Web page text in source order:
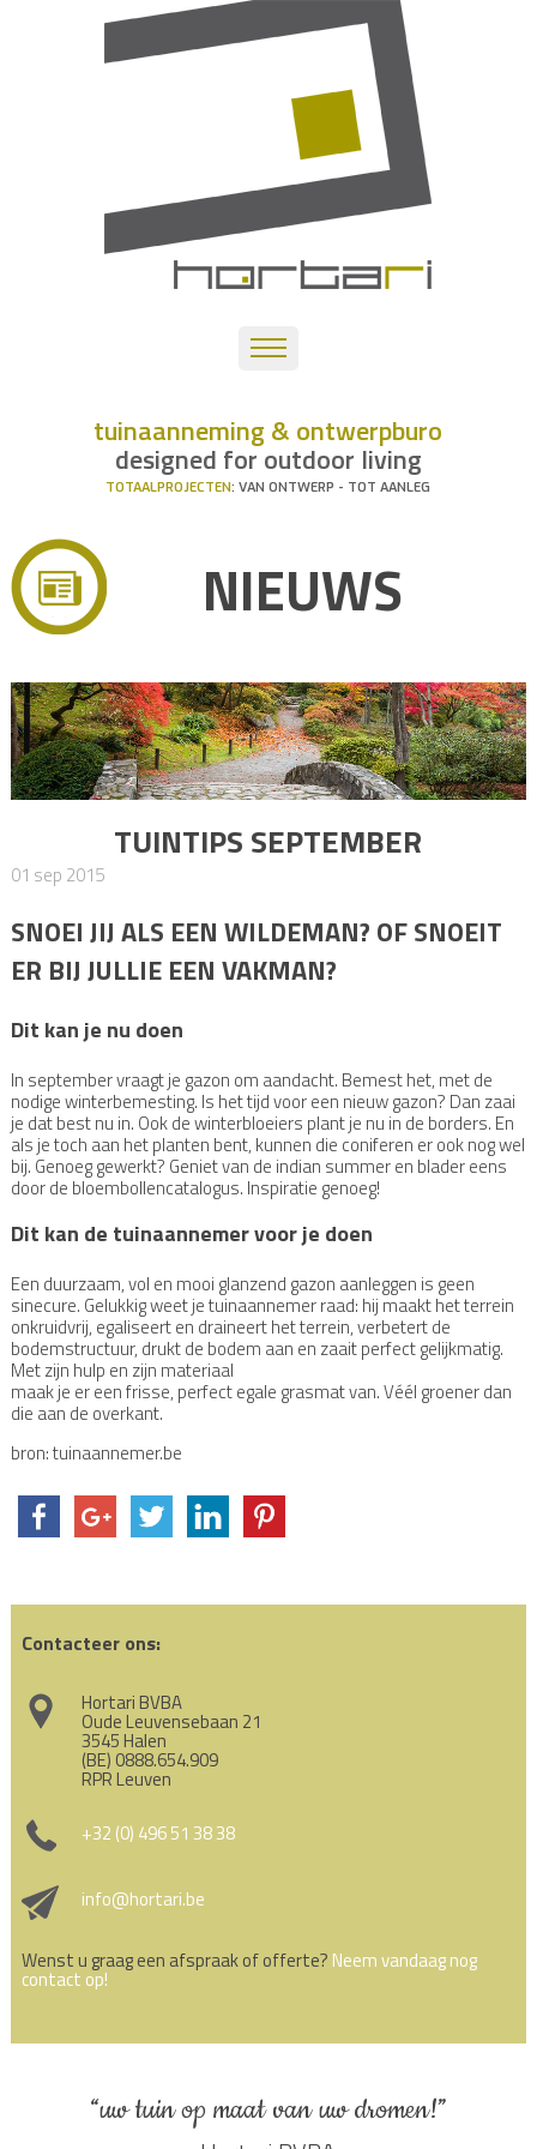
tuinaanneming & ontwerpburo
designed for outdoor living
TOTAALPROJECTEN: VAN ONTWERP - TOT AANLEG
NIEUWS
TUINTIPS SEPTEMBER
01 sep 2015
SNOEI JIJ ALS EEN WILDEMAN? OF SNOEIT
ER BIJ JULLIE EEN VAKMAN?
Dit kan je nu doen
In september vraagt je gazon om aandacht. Bemest het, met de
nodige winterbemesting. Is het tijd voor een nieuw gazon? Dan zaai
je dat best nu in. Ook de winterbloeiers plant je nu in de borders. En
als je toch aan het planten bent, kunnen die coniferen er ook nog wel
bij. Genoeg gewerkt? Geniet van de indian summer en blader eens
door de bloembollencatalogus. Inspiratie genoeg!
Dit kan de tuinaannemer voor je doen
Een duurzaam, vol en mooi glanzend gazon aanleggen is geen
sinecure. Gelukkig weet je tuinaannemer raad: hij maakt het terrein
onkruidvrij, egaliseert en draineert het terrein, verbetert de
bodemstructuur, drukt de bodem aan en zaait perfect gelijkmatig.
Met zijn hulp en zijn materiaal
maak je er een frisse, perfect egale grasmat van. Véél groener dan
die aan de overkant.
bron: tuinaannemer.be
Contacteer ons:
Hortari BVBA
Oude Leuvensebaan 21
3545 Halen
(BE) 0888.654.909
RPR Leuven
+32 (0) 496 51 38 38
info@hortari.be
Wenst u graag een afspraak of offerte? Neem vandaag nog
contact op!
“uw tuin op maat van uw dromen!”